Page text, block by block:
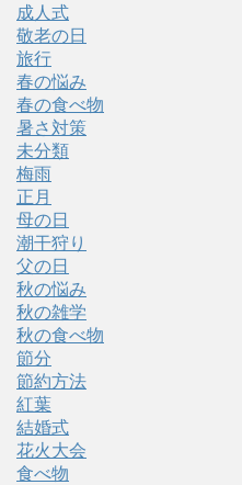
成人式
敬老の日
旅行
春の悩み
春の食べ物
暑さ対策
未分類
梅雨
正月
母の日
潮干狩り
父の日
秋の悩み
秋の雑学
秋の食べ物
節分
節約方法
紅葉
結婚式
花火大会
食べ物